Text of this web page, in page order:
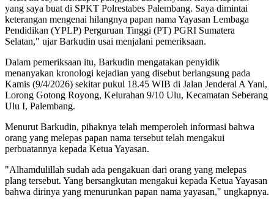
yang saya buat di SPKT Polrestabes Palembang. Saya dimintai
keterangan mengenai hilangnya papan nama Yayasan Lembaga
Pendidikan (YPLP) Perguruan Tinggi (PT) PGRI Sumatera
Selatan," ujar Barkudin usai menjalani pemeriksaan.
Dalam pemeriksaan itu, Barkudin mengatakan penyidik
menanyakan kronologi kejadian yang disebut berlangsung pada
Kamis (9/4/2026) sekitar pukul 18.45 WIB di Jalan Jenderal A Yani,
Lorong Gotong Royong, Kelurahan 9/10 Ulu, Kecamatan Seberang
Ulu I, Palembang.
Menurut Barkudin, pihaknya telah memperoleh informasi bahwa
orang yang melepas papan nama tersebut telah mengakui
perbuatannya kepada Ketua Yayasan.
"Alhamdulillah sudah ada pengakuan dari orang yang melepas
plang tersebut. Yang bersangkutan mengakui kepada Ketua Yayasan
bahwa dirinya yang menurunkan papan nama yayasan," ungkapnya.